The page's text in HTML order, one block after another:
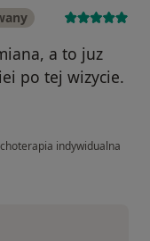
a to juz
po tej wizycie.
indywidualna